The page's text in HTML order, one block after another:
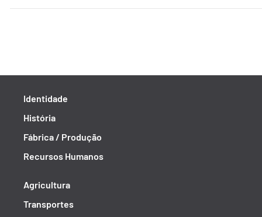
Identidade
História
Fábrica / Produção
Recursos Humanos
Agricultura
Transportes